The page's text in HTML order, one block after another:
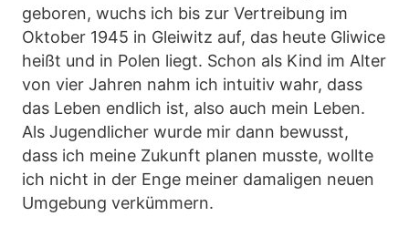
geboren, wuchs ich bis zur Vertreibung im
Oktober 1945 in Gleiwitz auf, das heute Gliwice
heißt und in Polen liegt. Schon als Kind im Alter
von vier Jahren nahm ich intuitiv wahr, dass
das Leben endlich ist, also auch mein Leben.
Als Jugendlicher wurde mir dann bewusst,
dass ich meine Zukunft planen musste, wollte
ich nicht in der Enge meiner damaligen neuen
Umgebung verkümmern.